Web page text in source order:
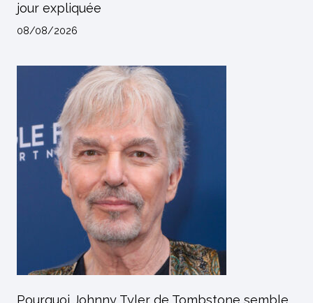
jour expliquée
08/08/2026
Pourquoi Johnny Tyler de Tombstone semble